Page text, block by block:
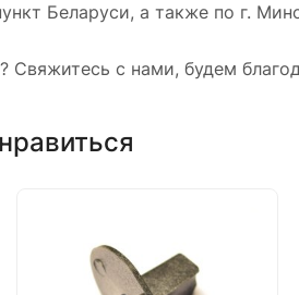
Беларуси, а также по г.
Свяжитесь с нами, будем